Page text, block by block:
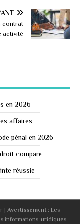
contrat
activité
en 2026
affaires
pénal en 2026
comparé
réussie
| Avertissement :Les
informations juridiques